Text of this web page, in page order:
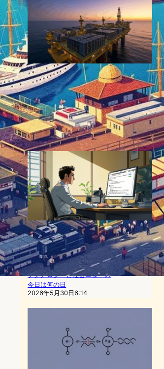
9月2日【今日は何の日？】
「シーランド公国独立宣言
日」データヘイブンとしての
ミクロネーション
テクノロジーと社会ニュース
今日は何の日
2025年9月2日0:10
5月30日【今日は何の日？】
「２ちゃんねる開設の日｣ー
匿名掲示板から考えるテクノ
ロジーと倫理
テクノロジーと社会ニュース
今日は何の日
2026年5月30日6:14